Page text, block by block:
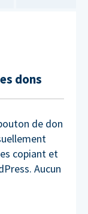
dons
de don
copiant et
Aucun